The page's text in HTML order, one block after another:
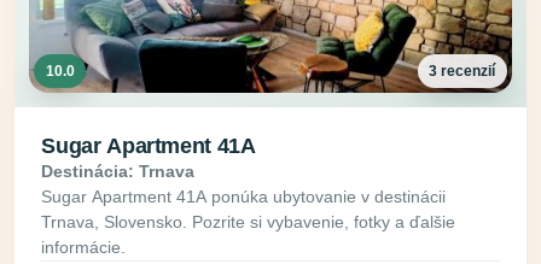
10.0 3 recenzií
Sugar Apartment 41A
Destinácia: Trnava
Sugar Apartment 41A ponúka ubytovanie v destinácii
Trnava, Slovensko. Pozrite si vybavenie, fotky a ďalšie
informácie.